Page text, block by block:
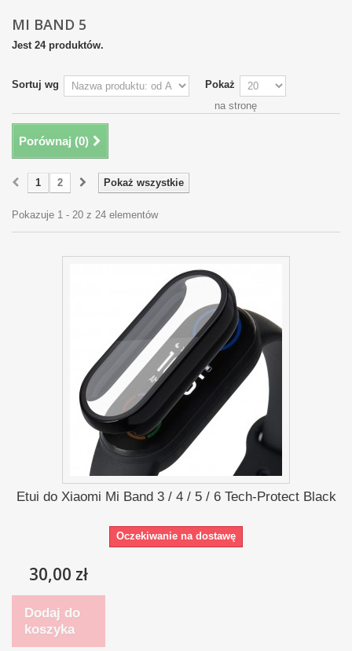
MI BAND 5
Jest 24 produktów.
Sortuj wg
Pokaż
na stronę
Porównaj (0)
Pokaż wszystkie
1 2
Pokazuje 1 - 20 z 24 elementów
Etui do Xiaomi Mi Band 3 / 4 / 5 / 6 Tech-Protect Black
Oczekiwanie na dostawę
30,00 zł
Dodaj do
koszyka